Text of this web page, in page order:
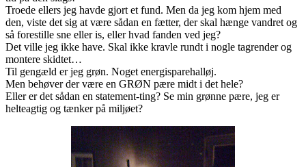
Troede ellers jeg havde gjort et fund. Men da jeg kom hjem med
den, viste det sig at være sådan en fætter, der skal hænge vandret og
så forestille sne eller is, eller hvad fanden ved jeg?
Det ville jeg ikke have. Skal ikke kravle rundt i nogle tagrender og
montere skidtet…
Til gengæld er jeg grøn. Noget energisparehalløj.
Men behøver der være en GRØN pære midt i det hele?
Eller er det sådan en statement-ting? Se min grønne pære, jeg er
helteagtig og tænker på miljøet?